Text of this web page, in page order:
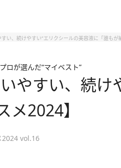
い、続けやすい”エリクシールの美容液に「誰もが
ロが選んだ“マイベスト”
やすい、続
メ2024】
2024 vol.16